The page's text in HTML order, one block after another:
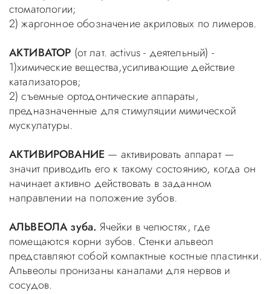
стоматологии;
2) жаргонное обозначение акриловых по лимеров.
АКТИВАТОР (от лат. activus - деятельный) -
1)химические вещества,усиливающие действие
катализаторов;
2) съемные ортодонтические аппараты,
предназначенные для стимуляции мимической
мускулатуры.
АКТИВИРОВАНИЕ — активировать аппарат —
значит приводить его к такому состоянию, когда он
начинает активно действовать в заданном
направлении на положение зубов.
АЛЬВЕОЛА зуба.Ячейки в челюстях, где
помещаются корни зубов. Стенки альвеол
представляют собой компактные костные пластинки.
Альвеолы пронизаны каналами для нервов и
сосудов.